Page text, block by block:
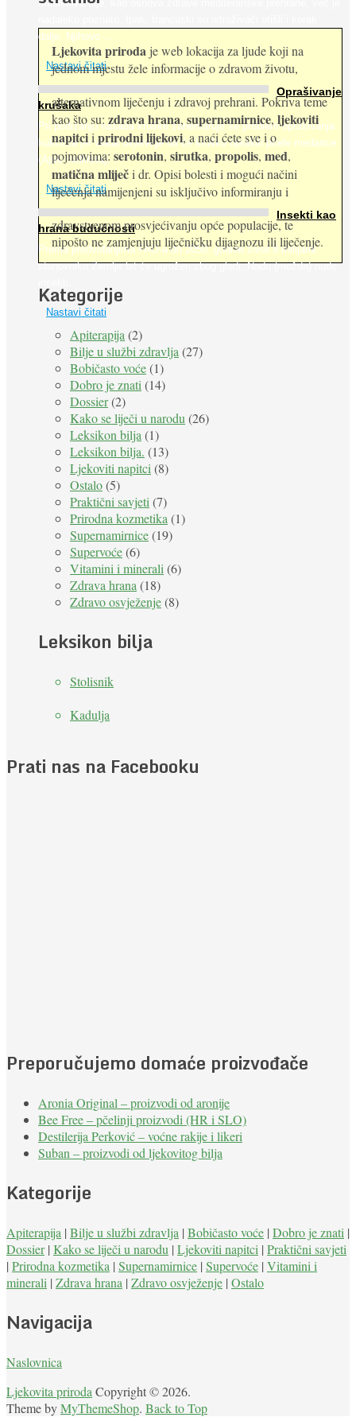
Maslinovo ulje, kao osnova zdrave mediteranske prehrane, već je
dalje. Njihovo ...
Nastavi čitati
Oprašivanje
krušaka
Pri podizanju nasada kruške zanemaruje se problem oprašivanja
kukcima jer vlada uvjerenje da će krušku oprašiti pčele medarice
(Apis mellifera). ...
Nastavi čitati
Insekti kao
hrana budućnosti
Prema predviđanjima FAO-a do 2050. godine život 9 milijardi
stanovnika Zemlje bit će ugrožen zbog gladi. Nadu (možda) nude
Nastavi čitati
Ljekovita priroda je web lokacija za ljude koji na
jednom mjestu žele informacije o zdravom životu,
alternativnom liječenju i zdravoj prehrani. Pokriva teme
kao što su: zdrava hrana, supernamirnice, ljekoviti
napitciiprirodni lijekovi, a naći ćete sve i o
pojmovima: serotonin, sirutka, propolis, med,
matična mliječi dr. Opisi bolesti i mogući načini
liječenja namijenjeni su isključivo informiranju i
zdravstvenom prosvjećivanju opće populacije, te
nipošto ne zamjenjuju liječničku dijagnozu ili liječenje.
Kategorije
Apiterapija (2)
Bilje u službi zdravlja (27)
Bobičasto voće(1)
Dobro je znati (14)
Dossier(2)
Kako se liječi u narodu (26)
Leksikon bilja (1)
Leksikon bilja. (13)
Ljekoviti napitci (8)
Ostalo(5)
Praktični savjeti (7)
Prirodna kozmetika (1)
Supernamirnice(19)
Supervoće(6)
Vitamini i minerali (6)
Zdrava hrana (18)
Zdravo osvježenje(8)
Leksikon bilja
Stolisnik
Kadulja
Prati nas na Facebooku
Preporučujemo domaće proizvođače
Aronia Original – proizvodi od aronije
Bee Free – pčelinji proizvodi (HR i SLO)
Destilerija Perković – voćne rakije i likeri
Suban – proizvodi od ljekovitog bilja
Kategorije
Apiterapija | Bilje u službi zdravlja | Bobičasto voće | Dobro je znati |
Dossier| Kako se liječi u narodu | Ljekoviti napitci | Praktični savjeti
| Prirodna kozmetika | Supernamirnice | Supervoće | Vitamini i
minerali | Zdrava hrana | Zdravo osvježenje | Ostalo
Navigacija
Naslovnica
Ljekovita priroda Copyright © 2026.
Theme byMyThemeShop. Back to Top